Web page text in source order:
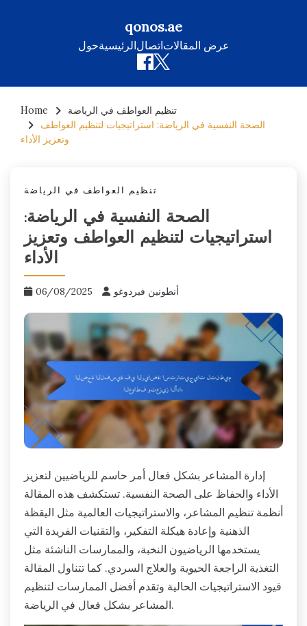
qonos.ae
حولالرئيسيةاتصالعرض المقالات
content
Home
تنظيم العواطف في الرياضة
الصحة النفسية في الرياضة: استراتيجيات لتنظيم العواطف
وتعزيز الأداء
تنظيم العواطف في الرياضة
الصحة النفسية في الرياضة:
استراتيجيات لتنظيم العواطف وتعزيز
الأداء
06/08/2025 أنطونين فيردوغو
إدارة المشاعر بشكل فعال أمر حاسم للرياضيين لتعزيز
الأداء والحفاظ على الصحة النفسية. تستكشف هذه المقالة
أنظمة تنظيم المشاعر، والاستراتيجيات العالمية مثل اليقظة
الذهنية وإعادة هيكلة التفكير، والتقنيات الفريدة التي
يستخدمها الرياضيون النخبة، والممارسات الناشئة مثل
التغذية الراجعة الحيوية والعلاج السردي. كما تتناول المقالة
قيود الاستراتيجيات الحالية وتقدم أفضل الممارسات لتنظيم
المشاعر بشكل فعال في الرياضة.